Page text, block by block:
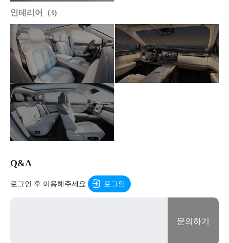
인테리어 3
Q&A
로그인 후 이용해주세요. 로그인
문의하기